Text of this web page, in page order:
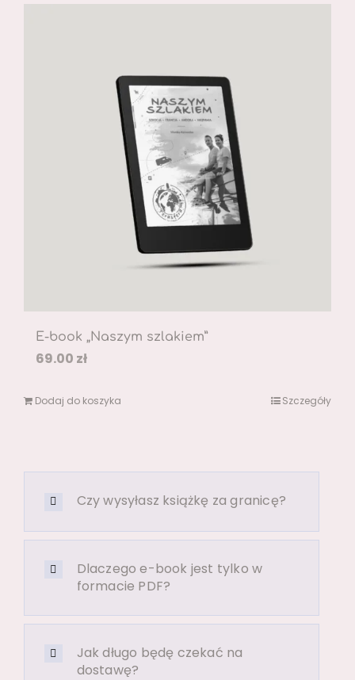
E-book „Naszym szlakiem”
69.00 zł
Dodaj do koszyka Szczegóły
Czy wysyłasz książkę za granicę?
Dlaczego e-book jest tylko w
formacie PDF?
Jak długo będę czekać na
dostawę?